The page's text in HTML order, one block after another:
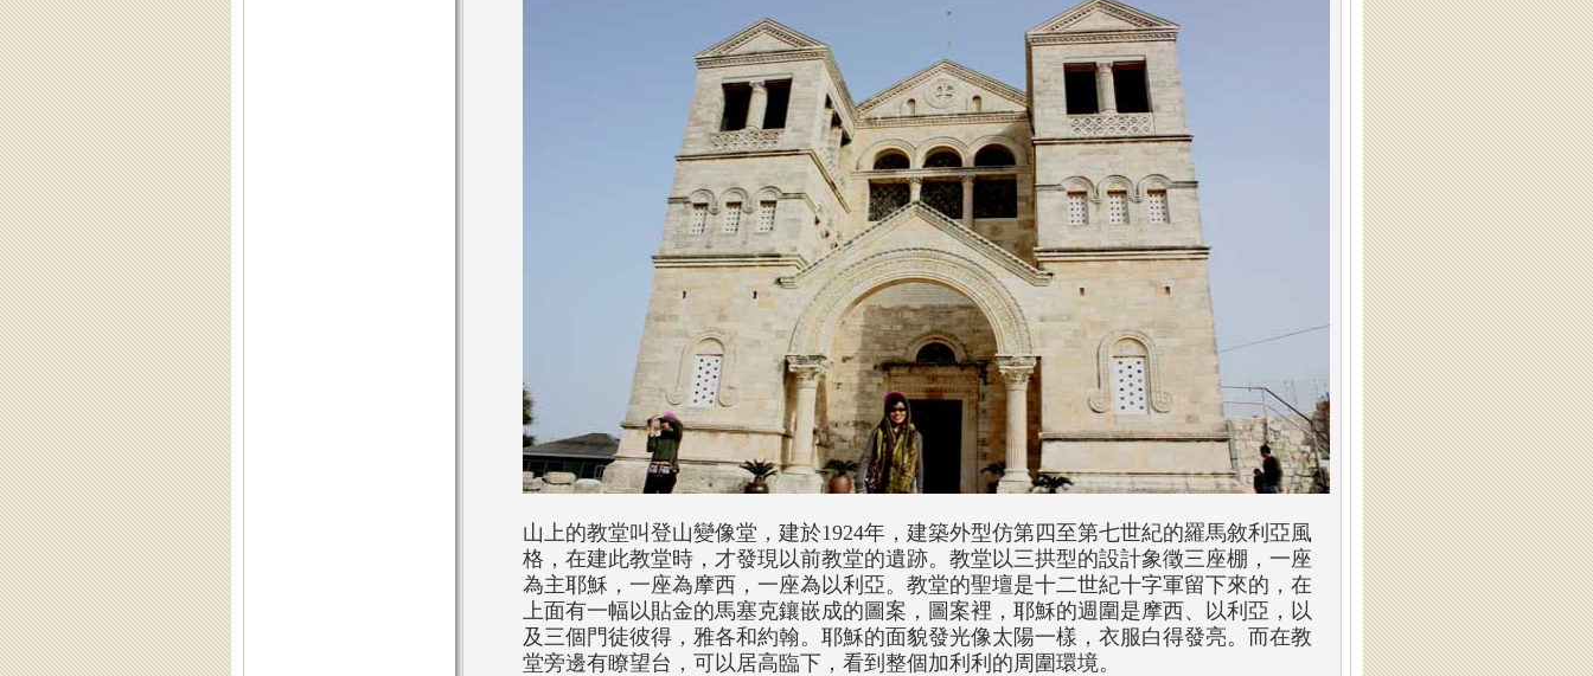
山上的教堂叫登山變像堂，建於1924年，建築外型仿第四至第七世紀的羅馬敘利亞風
格，在建此教堂時，才發現以前教堂的遺跡。教堂以三拱型的設計象徵三座棚，一座
為主耶穌，一座為摩西，一座為以利亞。教堂的聖壇是十二世紀十字軍留下來的，在
上面有一幅以貼金的馬塞克鑲嵌成的圖案，圖案裡，耶穌的週圍是摩西、以利亞，以
及三個門徒彼得，雅各和約翰。耶穌的面貌發光像太陽一樣，衣服白得發亮。而在教
堂旁邊有瞭望台，可以居高臨下，看到整個加利利的周圍環境。